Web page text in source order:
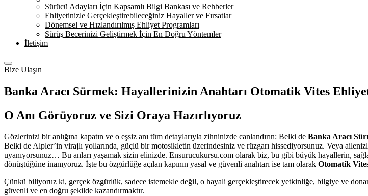
Sürücü Adayları İçin Kapsamlı Bilgi Bankası ve Rehberler
Ehliyetinizle Gerçekleştirebileceğiniz Hayaller ve Fırsatlar
Dönemsel ve Hızlandırılmış Ehliyet Programları
Sürüş Becerinizi Geliştirmek İçin En Doğru Yöntemler
İletişim
Bize Ulaşın
Banka Aracı Sürmek: Hayallerinizin Anahtarı Otomatik Vites
O Anı Görüyoruz ve Sizi Oraya Hazırlıyoruz
Gözlerinizi bir anlığına kapatın ve o eşsiz anı tüm detaylarıyla zihninizde canlandırın: Belki de Banka Aracı
Belki de Alpler’in virajlı yollarında, güçlü bir motosikletin üzerindesiniz ve rüzgarı hissediyorsunuz. Veya
uyanıyorsunuz… Bu anları yaşamak sizin elinizde. Ensurucukursu.com olarak biz, bu gibi büyük hayallerin,
dönüştüğüne inanıyoruz. İşte bu özgürlüğe açılan kapının yasal ve güvenli anahtarı ise tam olarak Otomatik
Çünkü biliyoruz ki, gerçek özgürlük, sadece istemekle değil, o hayali gerçekleştirecek yetkinliğe, bilgiye ve
güvenli ve en doğru şekilde kazandırmaktır.